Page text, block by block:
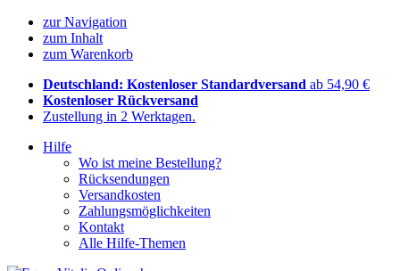
zur Navigation
zum Inhalt
zum Warenkorb
Deutschland: Kostenloser Standardversand ab 54,90 €
Kostenloser Rückversand
Zustellung in 2 Werktagen.
Hilfe
Wo ist meine Bestellung?
Rücksendungen
Versandkosten
Zahlungsmöglichkeiten
Kontakt
Alle Hilfe-Themen